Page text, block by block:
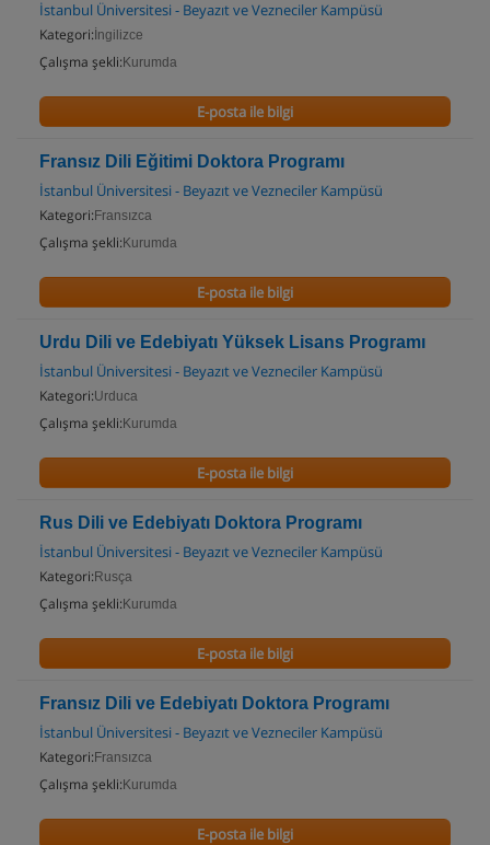
İstanbul Üniversitesi - Beyazıt ve Vezneciler Kampüsü
Kategori: İngilizce
Çalışma şekli: Kurumda
E-posta ile bilgi
Fransız Dili Eğitimi Doktora Programı
İstanbul Üniversitesi - Beyazıt ve Vezneciler Kampüsü
Kategori: Fransızca
Çalışma şekli: Kurumda
E-posta ile bilgi
Urdu Dili ve Edebiyatı Yüksek Lisans Programı
İstanbul Üniversitesi - Beyazıt ve Vezneciler Kampüsü
Kategori:Urduca
Çalışma şekli: Kurumda
E-posta ile bilgi
Rus Dili ve Edebiyatı Doktora Programı
İstanbul Üniversitesi - Beyazıt ve Vezneciler Kampüsü
Kategori: Rusça
Çalışma şekli: Kurumda
E-posta ile bilgi
Fransız Dili ve Edebiyatı Doktora Programı
İstanbul Üniversitesi - Beyazıt ve Vezneciler Kampüsü
Kategori: Fransızca
Çalışma şekli: Kurumda
E-posta ile bilgi